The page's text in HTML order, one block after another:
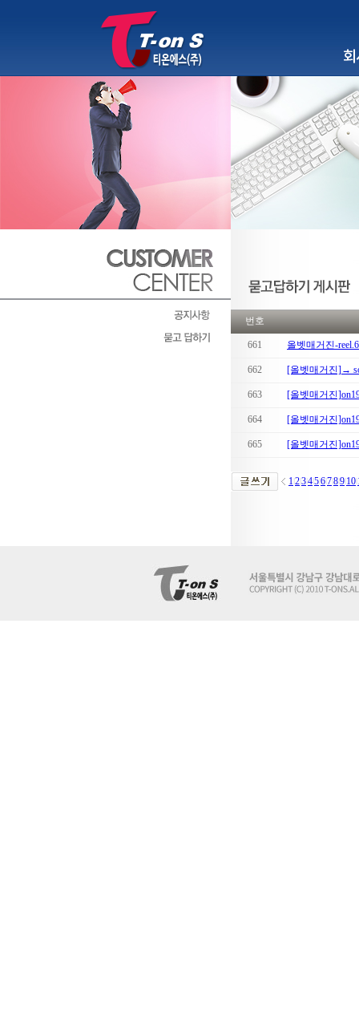
번호
661 올벳매거진-
662 [올벳매거진]→
663 [올벳매거진
664 [올벳매거진
665 [올벳매거진
123456789 10